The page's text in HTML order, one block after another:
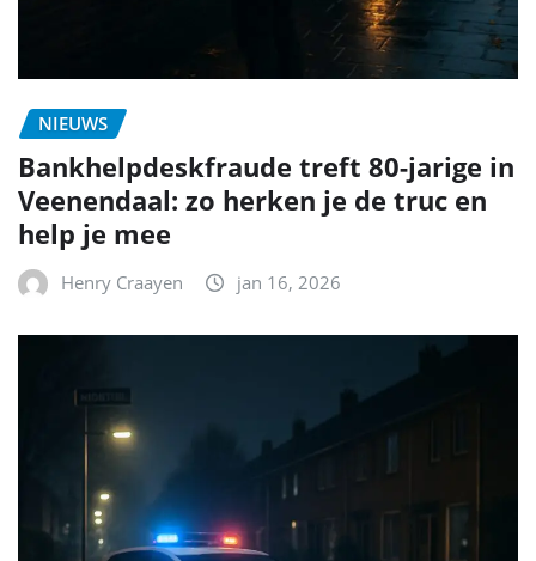
NIEUWS
Bankhelpdeskfraude treft 80-jarige in
Veenendaal: zo herken je de truc en
help je mee
Henry Craayen jan 16, 2026